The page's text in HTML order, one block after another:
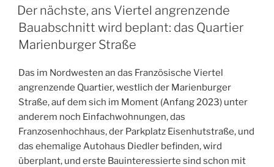
AM
Der nächste, ans Viertel angrenzende
Bauabschnitt wird beplant: das Quartier
Marienburger Straße
Das im Nordwesten an das Französische Viertel
angrenzende Quartier, westlich der Marienburger
Straße, auf dem sich im Moment (Anfang 2023) unter
anderem noch Einfachwohnungen, das
Franzosenhochhaus, der Parkplatz Eisenhutstraße, und
das ehemalige Autohaus Diedler befinden, wird
überplant, und erste Bauinteressierte sind schon mit